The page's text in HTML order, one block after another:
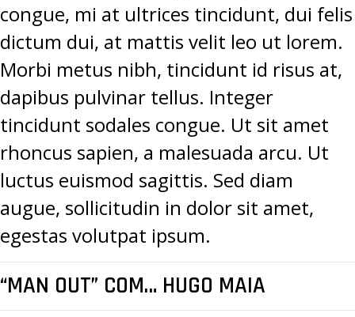
congue, mi at ultrices tincidunt, dui felis
dictum dui, at mattis velit leo ut lorem.
Morbi metus nibh, tincidunt id risus at,
dapibus pulvinar tellus. Integer
tincidunt sodales congue. Ut sit amet
rhoncus sapien, a malesuada arcu. Ut
luctus euismod sagittis. Sed diam
augue, sollicitudin in dolor sit amet,
egestas volutpat ipsum.
“MAN OUT” COM… HUGO MAIA